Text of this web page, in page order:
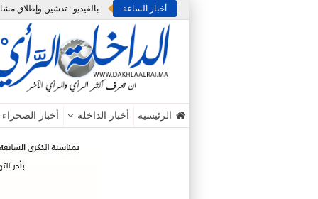
أخبار الساعة
الرئيسية أخبار الداخلة أخبار الصحراء